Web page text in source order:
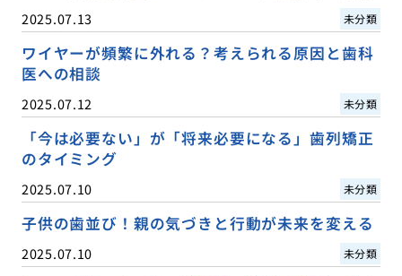
2025.07.13 未分類
ワイヤーが頻繁に外れる？考えられる原因と歯科
医への相談
2025.07.12 未分類
「今は必要ない」が「将来必要になる」歯列矯正
のタイミング
2025.07.10 未分類
子供の歯並び！親の気づきと行動が未来を変える
2025.07.10 未分類